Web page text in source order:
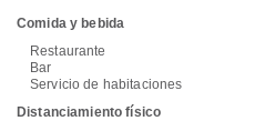
Comida y bebida
Restaurante
Bar
Servicio de habitaciones
Distanciamiento físico